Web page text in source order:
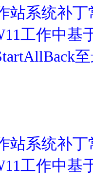
站系统补
工作中基
站系统补
工作中基